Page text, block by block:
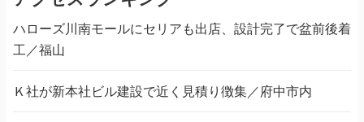
ハローズ川南モールにセリアも出店、設計完了で盆前後着
工／福山
Ｋ社が新本社ビル建設で近く見積り徴集／府中市内